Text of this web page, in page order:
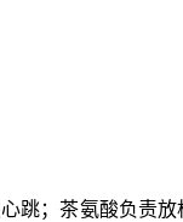
跳；茶氨酸负责